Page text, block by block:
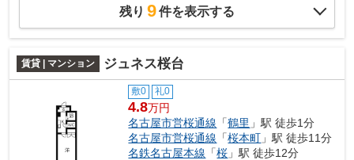
残り 9件を表示する
賃貸 | マンション ジュネス桜台
敷0 礼0
4.8万円
名古屋市営桜通線 「鶴里 」駅 徒歩1分
名古屋市営桜通線 「桜本町 」駅 徒歩11分
名鉄名古屋本線 「桜 」駅 徒歩12分